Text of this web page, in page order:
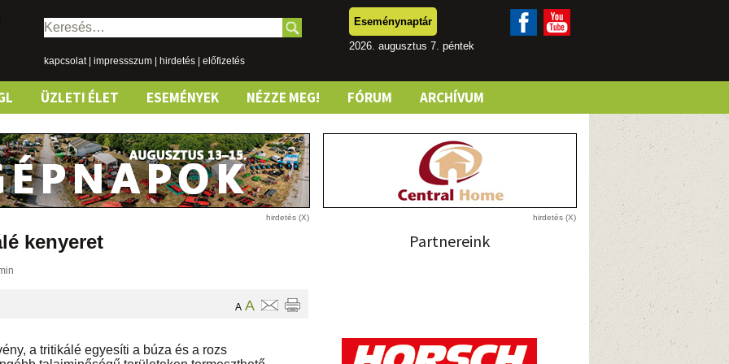
Keresés:
kapcsolat| impressszum hirdetés előfizetés
Eseménynaptár
2026. augusztus 7. péntek
ÜZLETI ÉLET ESEMÉNYEK NÉZZE MEG! FÓRUM ARCHÍVUM
kenyeret
A A
a tritikálé egyesíti a búza és a rozs
Partnereink